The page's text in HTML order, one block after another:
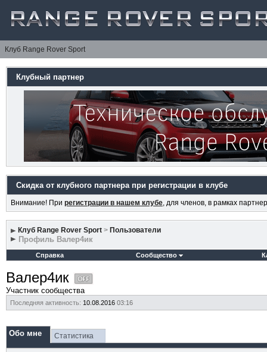
Клуб Range Rover Sport
Клубный партнер
Скидка от клубного партнера при регистрации в клубе
Внимание! При регистрации в нашем клубе, для членов, в рамках
Клуб Range Rover Sport > Пользователи
Профиль Валер4ик
Справка Сообщество
Валер4ик
Участник сообщества
Последняя активность: 10.08.2016 03:16
Обо мне Статистика